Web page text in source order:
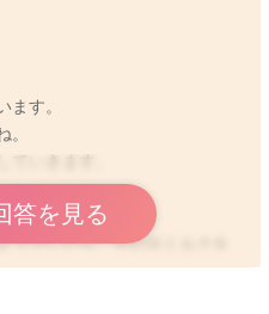
ます。
ていきます。
うでしたら、その分ミルクを
思います。
答を見る